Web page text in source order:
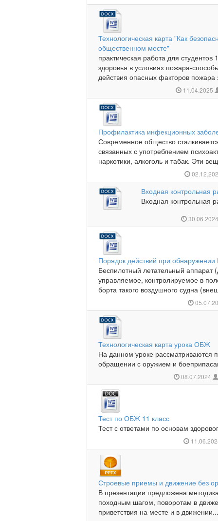
Технологическая карта "Как
общественном месте"
практическая работа для
здоровья в условиях пожара-
действия опасных факторов пожара
11.04.2025
Профилактика инфекционных
Современное общество
связанных с употреблением
наркотики, алкоголь и табак. Эти
Входная контрольная
Входная контрольная
Порядок действий при
Беспилотный летательный
управляемое, контролируемое в
борта такого воздушного судна
Технологическая карта урока ОБЖ
На данном уроке рассматриваются
обращении с оружием и
08.07.2024
Тест по ОБЖ 11 класс
Тест с ответами по основам
Строевые приемы и движение без
В презентации предложена
походным шагом, поворотам в
приветствия на месте и в